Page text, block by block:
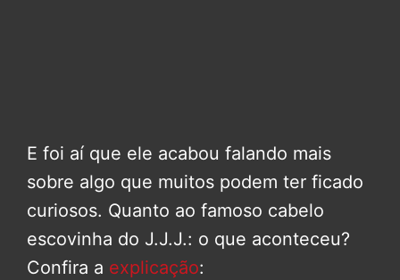
E foi aí que ele acabou falando mais
sobre algo que muitos podem ter ficado
curiosos. Quanto ao famoso cabelo
escovinha do J.J.J.: o que aconteceu?
Confira a explicação: